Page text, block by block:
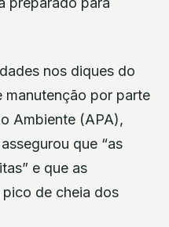
nos diques do
manutenção por parte
Ambiente (APA),
que “as
e que as
pico de cheia dos